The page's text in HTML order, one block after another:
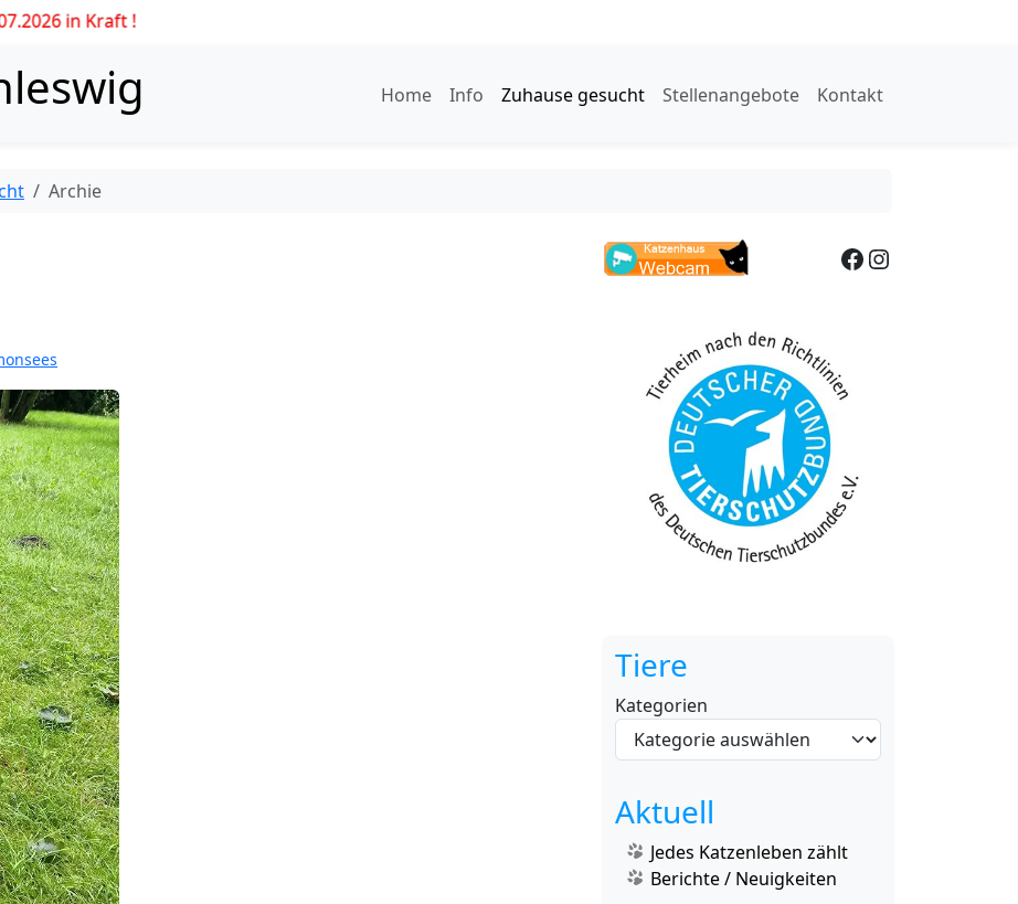
!
Home Info Zuhause gesucht Stellenangebote Kontakt
Archie
Facebook Instagram
Tiere
Kategorien
Aktuell
Jedes Katzenleben zählt
Berichte / Neuigkeiten